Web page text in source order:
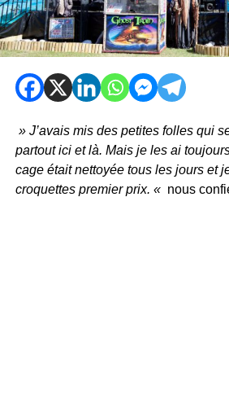
» J’avais mis des petites folles qui
partout ici et là. Mais je les ai
cage était nettoyée tous les jours et
croquettes premier prix. « nous